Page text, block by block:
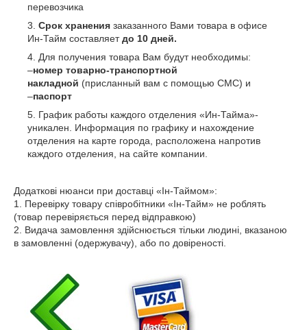
перевозчика
Срок хранения заказанного Вами товара в офисе
Ин-Тайм составляетдо 10 дней.
Для получения товара Вам будут необходимы:
–номер товарно-транспортной
накладной (присланный вам с помощью СМС) и
–паспорт
График работы каждого отделения «Ин-Тайма»-
уникален. Информация по графику и нахождение
отделения на карте города, расположена напротив
каждого отделения, на сайте компании.
Додаткові нюанси при доставці «Ін-Таймом»:
1. Перевірку товару співробітники «Ін-Тайм» не роблять
(товар перевіряється перед відправкою)
2. Видача замовлення здійснюється тільки людині, вказаною
в замовленні (одержувачу), або по довіреності.